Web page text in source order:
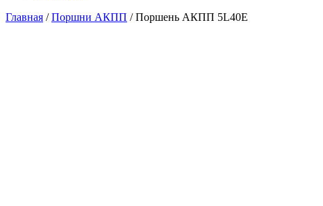
Главная /Поршни АКПП /Поршень АКПП 5L40E